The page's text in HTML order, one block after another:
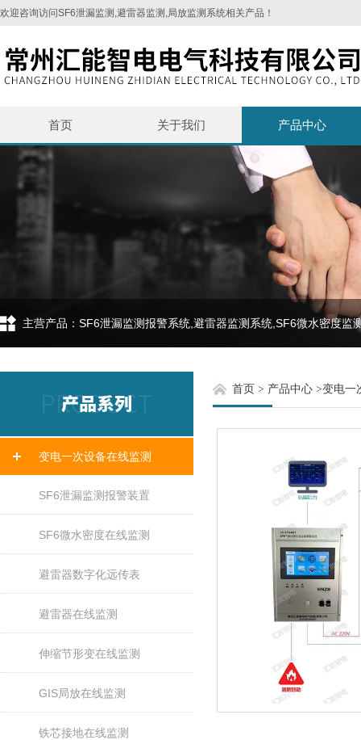
欢迎咨询访问SF6泄漏监测,避雷器监测,局放监测系统相关产品！
首页 关于我们 产品中心
变电一次设备在线监测
SF6泄漏监测报警装置
SF6微水密度在线监测
避雷器数字化远传表
避雷器在线监测
伸缩节形变在线监测
GIS局放在线监测
铁芯接地在线监测
首页 > 产品中心 >变电一